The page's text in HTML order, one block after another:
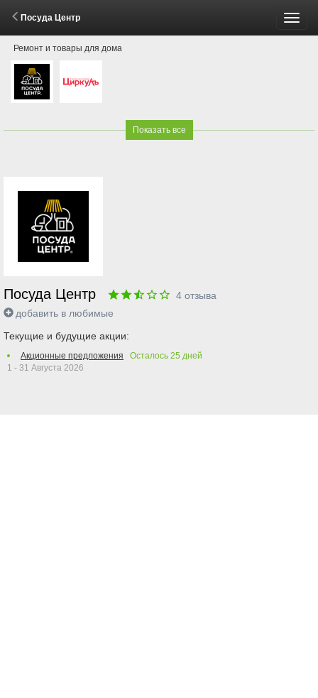
Посуда Центр
Ремонт и товары для дома
Показать все
Посуда Центр 4 отзыва
добавить в любимые
Текущие и будущие акции:
Акционные предложения Осталось 25 дней
1 - 31 Августа 2026